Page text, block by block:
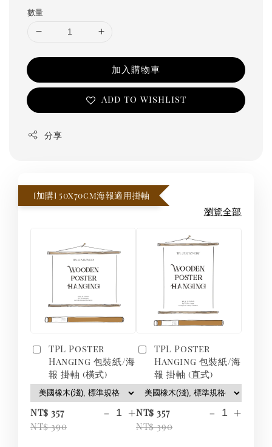
數量
加入購物車
Add to wishlist
分享
[加購] 50x70cm海報適用掛軸
瀏覽全部
TPL Poster
Hanging 包裝紙/海
報 掛軸 (橫式)
NT$ 357
NT$ 390
- +
TPL Poster
Hanging 包裝紙/海
報 掛軸 (直式)
NT$ 357
NT$ 390
- +